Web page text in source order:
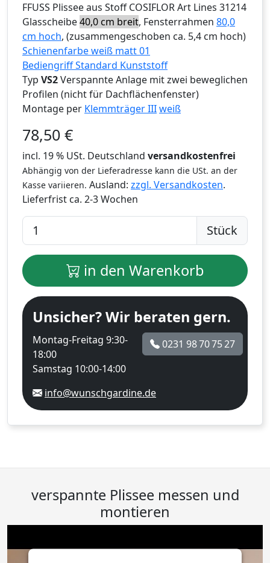
FFUSS Plissee aus Stoff COSIFLOR Art Lines 31214
Glasscheibe40,0 cm breit, Fensterrahmen 80,0
cm hoch, (zusammengeschoben ca. 5,4 cm hoch)
Schienenfarbe weiß matt 01
Bediengriff Standard Kunststoff
Typ VS2Verspannte Anlage mit zwei beweglichen
Profilen (nicht für Dachflächenfenster)
Montage per Klemmträger IIIweiß
78,50 €
incl. 19 % USt. Deutschland versandkostenfrei
Abhängig von der Lieferadresse kann die USt. an der
Kasse variieren. Ausland: zzgl. Versandkosten.
Lieferfrist ca. 2-3 Wochen
Stück
in den Warenkorb
Unsicher? Wir beraten gern.
Montag-Freitag 9:30-
18:00
Samstag 10:00-14:00
0231 98 70 75 27
info@wunschgardine.de
verspannte Plissee messen und
montieren